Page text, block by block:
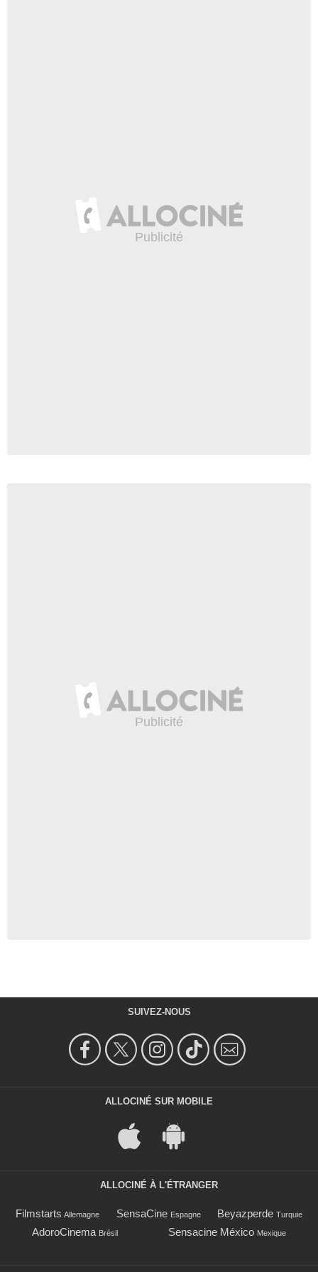
SUIVEZ-NOUS
ALLOCINÉ SUR MOBILE
ALLOCINÉ À L'ÉTRANGER
Filmstarts Allemagne SensaCine Espagne Beyazperde Turquie
AdoroCinema Brésil Sensacine México Mexique